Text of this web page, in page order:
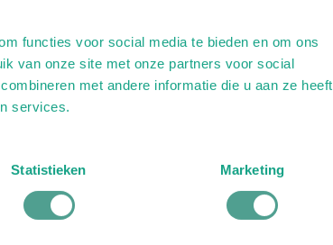
functies voor social media te bieden en om ons
van onze site met onze partners voor social
met andere informatie die u aan ze heeft
services.
Statistieken Marketing